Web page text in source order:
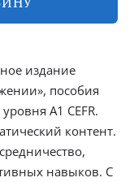
издание
пособия
А1 CEFR.
контент.
навыков. С